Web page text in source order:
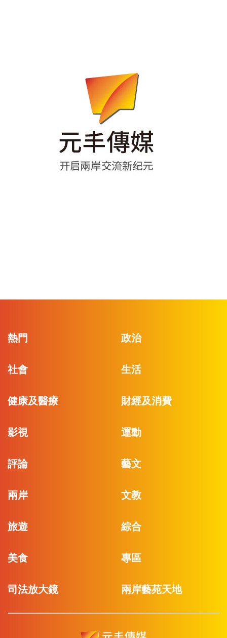
熱門 政治
社會 生活
健康及醫療 財經及消費
影視 運動
評論 藝文
兩岸 文教
旅遊 綜合
美食 專區
司法放大鏡 兩岸藝苑天地